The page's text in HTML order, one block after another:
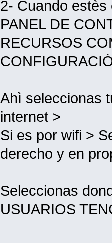
2- Cuando
PANEL DE
RECURSOS
Ahì seleccionas
internet >
Si es por wifi >
derecho y en
Seleccionas
USUARIOS